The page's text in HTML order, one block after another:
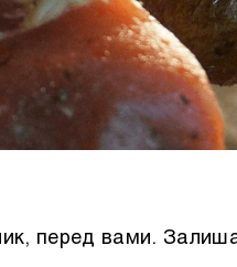
перед вами.